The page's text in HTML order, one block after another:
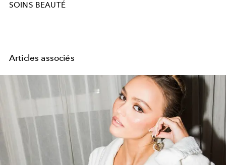
SOINS BEAUTÉ
Articles associés